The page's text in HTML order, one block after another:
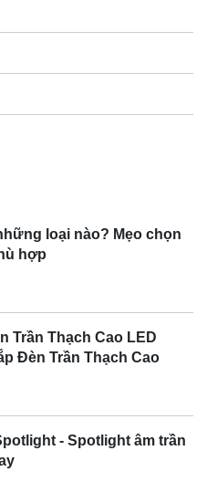
loại nào? Mẹo chọn
hợp
Trần Thạch Cao LED
Đèn Trần Thạch Cao
- Spotlight âm trần